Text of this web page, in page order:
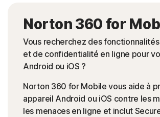
Norton 360 for
Vous recherchez des
et de confidentialité en ligne pour
Android ou iOS ?
Norton 360 for Mobile vous aide à
appareil Android ou iOS contre les
les menaces en ligne et inclut